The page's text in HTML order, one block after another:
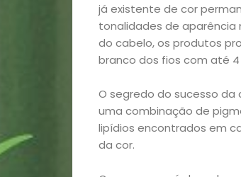
Início
Academia
Beleza
Bora
já existente de cor
tonalidades de aparência
do cabelo, os produtos
branco dos fios com até 4
O segredo do sucesso da
uma combinação de
lipídios encontrados em
da cor.